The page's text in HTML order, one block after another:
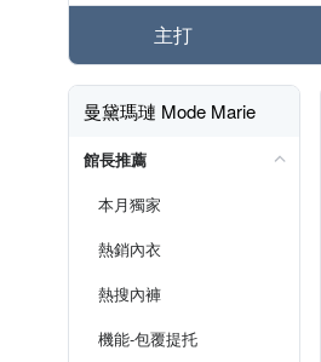
主打
曼黛瑪璉 Mode Marie
館長推薦
本月獨家
熱銷內衣
熱搜內褲
機能-包覆提托